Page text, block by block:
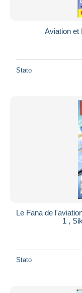
Aviation et
Stato
Le Fana de
1 ,
Stato